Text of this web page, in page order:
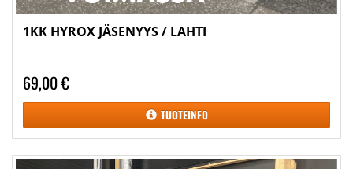
1KK HYROX JÄSENYYS / LAHTI
69,00 €
TUOTEINFO